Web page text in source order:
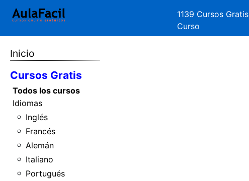
1139 Cursos Gratis
Curso
Inicio
Cursos Gratis
Todos los cursos
Idiomas
Inglés
Francés
Alemán
Italiano
Portugués